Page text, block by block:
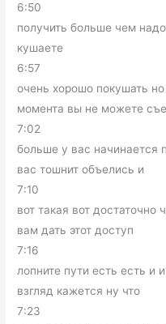
6:50
получить больше чем
кушаете
6:57
очень хорошо покушать
момента вы не можете
7:02
больше у вас начинается
вас тошнит объелись и
7:10
вот такая вот достаточно
вам дать этот доступ
7:16
лопните пути есть есть и
взгляд кажется ну что
7:23